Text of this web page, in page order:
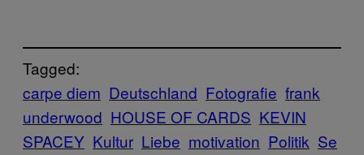
Tagged:
carpe diem Deutschland Fotografie frank
underwood HOUSE OF CARDS KEVIN
SPACEY Kultur Liebe motivation Politik Se